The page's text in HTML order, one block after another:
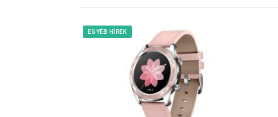
EGYÉB HÍREK